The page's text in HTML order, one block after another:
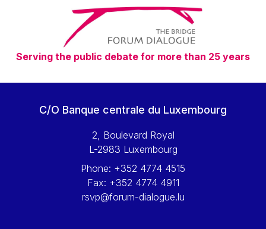
Vítor Manuel da Silva Caldeira
Viviane Reding
Walter Hagg
Walter RADERMACHER
Werner Hoyer
Yossi Beillin
Yves Mersch
Serving the public debate for more than 25 years
C/O Banque centrale du Luxembourg
2, Boulevard Royal
L-2983 Luxembourg
Phone: +352 4774 4515
Fax: +352 4774 4911
rsvp@forum-dialogue.lu